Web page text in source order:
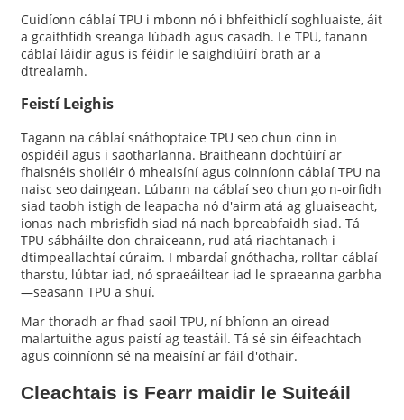
Cuidíonn cáblaí TPU i mbonn nó i bhfeithiclí soghluaiste, áit
a gcaithfidh sreanga lúbadh agus casadh. Le TPU, fanann
cáblaí láidir agus is féidir le saighdiúirí brath ar a
dtrealamh.
Feistí Leighis
Tagann na cáblaí snáthoptaice TPU seo chun cinn in
ospidéil agus i saotharlanna. Braitheann dochtúirí ar
fhaisnéis shoiléir ó mheaisíní agus coinníonn cáblaí TPU na
naisc seo daingean. Lúbann na cáblaí seo chun go n-oirfidh
siad taobh istigh de leapacha nó d'airm atá ag gluaiseacht,
ionas nach mbrisfidh siad ná nach bpreabfaidh siad. Tá
TPU sábháilte don chraiceann, rud atá riachtanach i
dtimpeallachtaí cúraim. I mbardaí gnóthacha, rolltar cáblaí
tharstu, lúbtar iad, nó spraeáiltear iad le spraeanna garbha
—seasann TPU a shuí.
Mar thoradh ar fhad saoil TPU, ní bhíonn an oiread
malartuithe agus paistí ag teastáil. Tá sé sin éifeachtach
agus coinníonn sé na meaisíní ar fáil d'othair.
Cleachtais is Fearr maidir le Suiteáil